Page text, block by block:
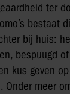
ter
bestaat
bij huis:
bespuugd
kus geven
Onder meer